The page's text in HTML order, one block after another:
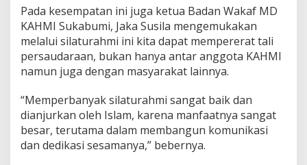
Pada kesempatan ini juga ketua Badan Wakaf MD
KAHMI Sukabumi, Jaka Susila mengemukakan
melalui silaturahmi ini kita dapat mempererat tali
persaudaraan, bukan hanya antar anggota KAHMI
namun juga dengan masyarakat lainnya.
“Memperbanyak silaturahmi sangat baik dan
dianjurkan oleh Islam, karena manfaatnya sangat
besar, terutama dalam membangun komunikasi
dan dedikasi sesamanya,” bebernya.